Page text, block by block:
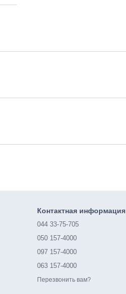
Контактная информация
044 33-75-705
050 157-4000
097 157-4000
063 157-4000
Перезвонить вам?